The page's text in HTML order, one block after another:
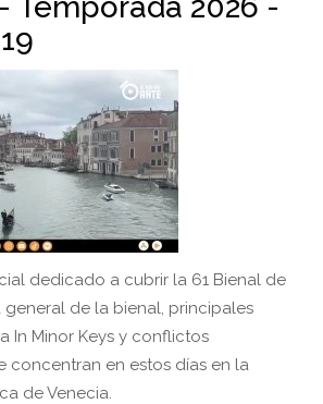
dedicado a cubrir la 61 Bienal de
general de la bienal, principales
In Minor Keys y conflictos
concentran en estos días en la
de Venecia.